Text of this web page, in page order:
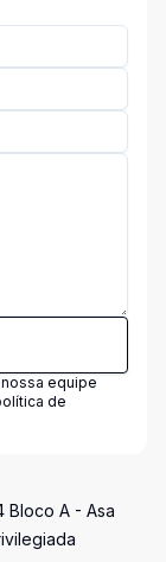
equipe
de
Bloco A - Asa